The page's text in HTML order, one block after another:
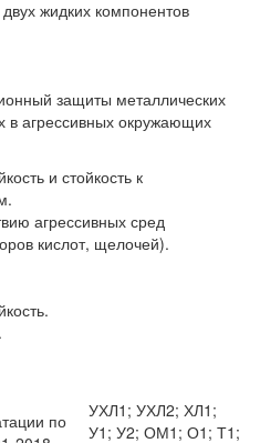
жидких компонентов
защиты металлических
в агрессивных окружающих
и стойкость к
агрессивных сред
кислот, щелочей).
по
УХЛ1; УХЛ2; ХЛ1;
У1; У2; ОМ1; О1; Т1;